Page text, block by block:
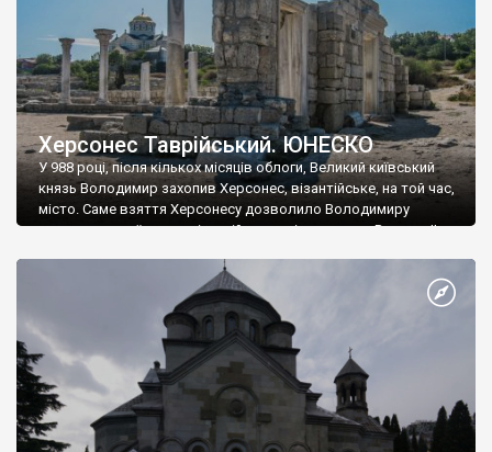
Херсонес Таврійський. ЮНЕСКО
У 988 році, після кількох місяців облоги, Великий київський
князь Володимир захопив Херсонес, візантійське, на той час,
місто. Саме взяття Херсонесу дозволило Володимиру
диктувати свої умови візантійському імператору Василю ІІ, та
Херсонесі Володимир-язичник, став Василем-християнином.
А потім було Хрещення Русі. На честь Херсонесу Таврійського